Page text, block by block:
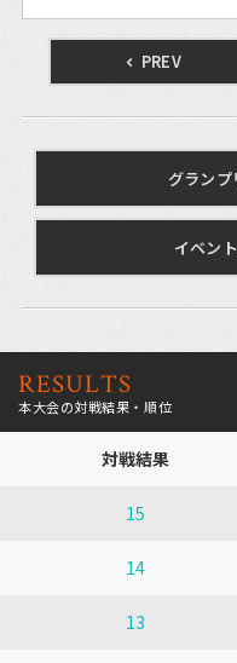
PREV
グラン
イベン
RESULTS
本大会の対戦結果・順位
対戦結果
15
14
13